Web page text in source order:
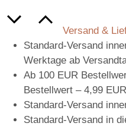
Versand &
Standard-Versand
Werktage ab
Ab 100 EUR
Bestellwert – 4,99 EUR
Standard-Versand
Standard-Versand in